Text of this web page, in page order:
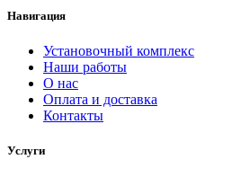
Навигация
Установочный комплекс
Наши работы
О нас
Оплата и доставка
Контакты
Услуги